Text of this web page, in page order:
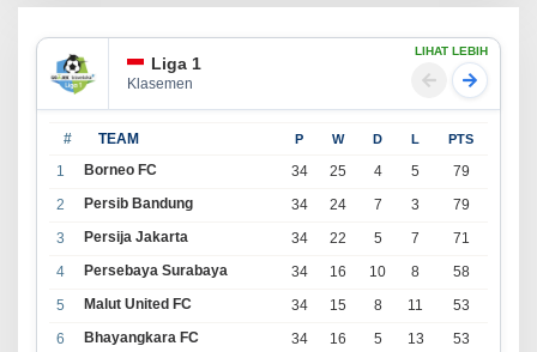
Liga 1
Klasemen
LIHAT LEBIH
# TEAM P W D L PTS
1 Borneo FC 34 25 4 5
79
2
Persib Bandung 34 24 7 3
79
3
Persija Jakarta 34 22 5 7
71
4
Persebaya Surabaya 34 16 10 8
58
5
Malut United FC 34 15 8 11
53
6
Bhayangkara FC 34 16 5 13
53